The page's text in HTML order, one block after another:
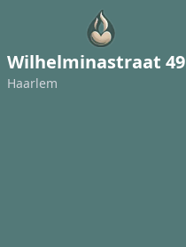
Wilhelminastraat 49
Haarlem